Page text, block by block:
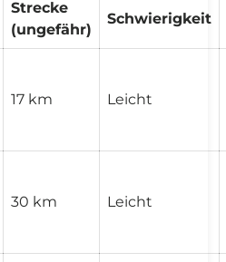
Strecke
(ungefähr)
Schwierigkeit
17 km Leicht
30 km Leicht